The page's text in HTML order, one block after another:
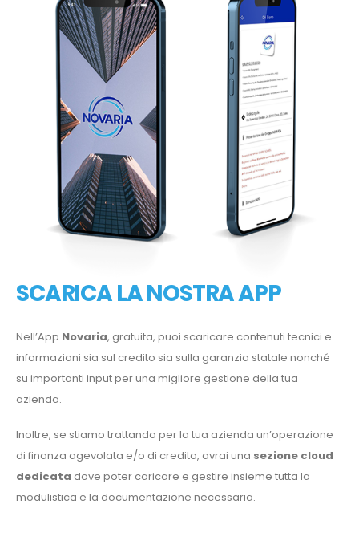
SCARICA LA NOSTRA APP
Nell’App Novaria, gratuita, puoi scaricare contenuti tecnici e
informazioni sia sul credito sia sulla garanzia statale nonché
su importanti input per una migliore gestione della tua
azienda.
Inoltre, se stiamo trattando per la tua azienda un’operazione
di finanza agevolata e/o di credito, avrai una sezione cloud
dedicata dove poter caricare e gestire insieme tutta la
modulistica e la documentazione necessaria.